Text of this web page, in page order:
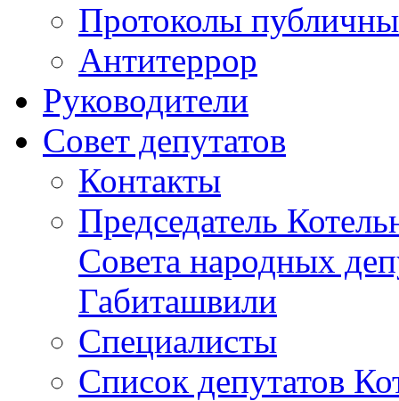
Протоколы
Антитеррор
Руководители
Совет депутатов
Контакты
Председатель
Совета народных
Габиташвили
Специалисты
Список депутатов